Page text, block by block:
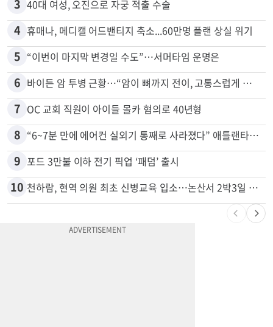
3 40대 여성, 오진으로 자궁 적출 수술
4 휴매나, 메디캘 어드밴티지 축소...60만명 플랜 상실 위기
5 “이번이 마지막 변경일 수도”…서머타임 운명은
6 바이든 암 투병 근황…“암이 뼈까지 전이, 고통스럽게 투병 중”
7 OC 교회 직원이 아이들 몰카 혐의로 40년형
8 “6~7분 만에 에어컨 실외기 통째로 사라졌다” 애틀랜타서 실외기 도난 급증
9 포드 3만불 이하 전기 픽업 ‘패덤’ 출시
10 천하람, 현역 의원 최초 신병교육 입소…논산서 2박3일 생활